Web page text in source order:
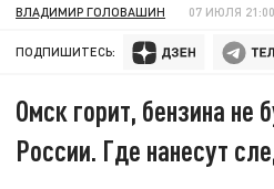
ВЛАДИМИР ГОЛОВАШИН 07 ИЮЛЯ 21:00
ПОДПИШИТЕСЬ:
Омск горит, бензина не
России. Где нанесут